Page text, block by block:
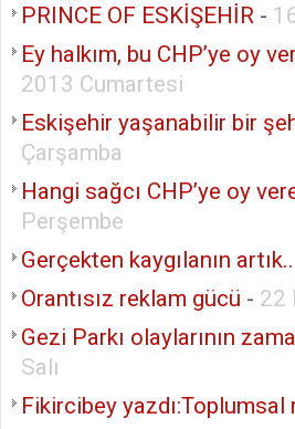
PRINCE OF ESKİŞEHİR -
Ey halkım, bu CHP’ye oy
2013 Cumartesi
Eskişehir yaşanabilir bir
Çarşamba
Hangi sağcı CHP’ye oy
Perşembe
Gerçekten kaygılanın artık..
Orantısız reklam gücü - 22
Gezi Parkı olaylarının
Salı
Fikircibey